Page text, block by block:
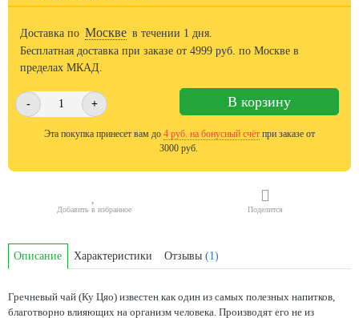
Доставка по Москве в течении 1 дня.
Бесплатная доставка при заказе от 4999 руб. по Москве в
пределах МКАД.
- + В корзину
Эта покупка принесет вам до 4 руб. на бонусный счёт при заказе от
3000 руб.
Добавить в избранное Поделится
Описание Характеристики Отзывы (1)
Гречневый чай (Ку Цяо) известен как один из самых полезных напитков,
благотворно влияющих на организм человека. Производят его не из